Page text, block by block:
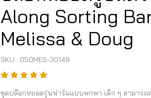
Along Sorting
Melissa & Doug
SKU : 050MES-30149
ชุดบล๊อกหยอดรุ่นฟาร์มแบบพกพา เด็ก ๆ สามารถ